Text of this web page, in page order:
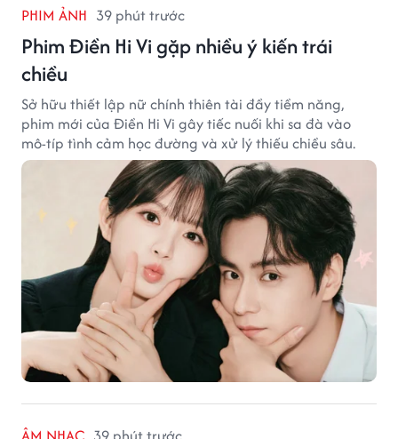
PHIM ẢNH 39 phút trước
Phim Điền Hi Vi gặp nhiều ý kiến trái
chiều
Sở hữu thiết lập nữ chính thiên tài đầy tiềm năng,
phim mới của Điền Hi Vi gây tiếc nuối khi sa đà vào
mô-típ tình cảm học đường và xử lý thiếu chiều sâu.